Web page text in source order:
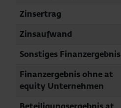
Zinsertrag
Zinsaufwand
Sonstiges Finanzergebnis
Finanzergebnis ohne at
equity Unternehmen